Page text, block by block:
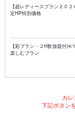
【超レディースプラン２０
定HP特別価格
【彩プラン・２H飲放題付
楽しむプラン
カレ
下記ボタン